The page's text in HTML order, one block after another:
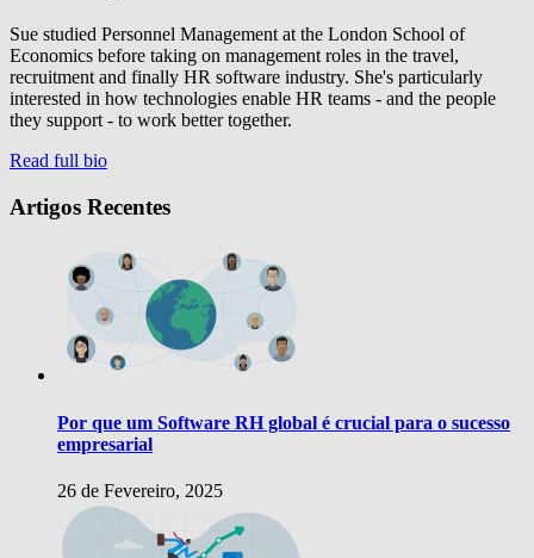
Sue studied Personnel Management at the London School of
Economics before taking on management roles in the travel,
recruitment and finally HR software industry. She's particularly
interested in how technologies enable HR teams - and the people
they support - to work better together.
Read full bio
Artigos Recentes
Por que um Software RH global é crucial para o sucesso
empresarial
26 de Fevereiro, 2025